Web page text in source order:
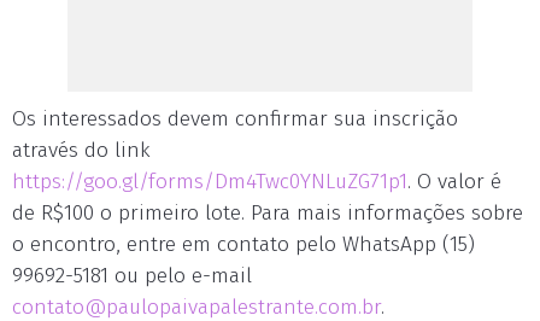
Os interessados devem confirmar sua inscrição
através do link
https://goo.gl/forms/Dm4Twc0YNLuZG71p1. O valor é
de R$100 o primeiro lote. Para mais informações sobre
o encontro, entre em contato pelo WhatsApp (15)
99692-5181 ou pelo e-mail
contato@paulopaivapalestrante.com.br.